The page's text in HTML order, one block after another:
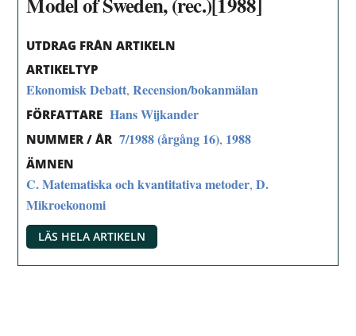
UTDRAG FRÅN ARTIKELN
ARTIKELTYP
Ekonomisk Debatt,Recension/bokanmälan
FÖRFATTARE Hans Wijkander
NUMMER / ÅR 7/1988 (årgång 16), 1988
ÄMNEN
C. Matematiska och kvantitativa metoder,D.
Mikroekonomi
LÄS HELA ARTIKELN